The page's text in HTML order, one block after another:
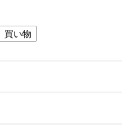
買い物